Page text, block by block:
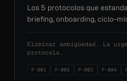
Los 5 protocolos que
briefing, onboarding, ciclo-
Eliminar ambigüedad. La
protocolo.
P-001 P-002 P-003 P-004